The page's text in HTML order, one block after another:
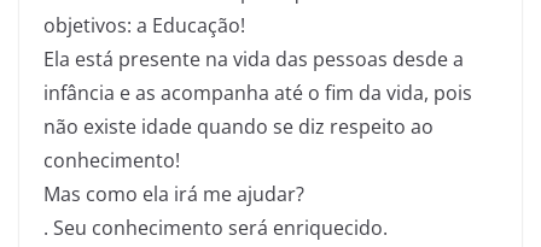
objetivos: a Educação!
Ela está presente na vida das pessoas desde a
infância e as acompanha até o fim da vida, pois
não existe idade quando se diz respeito ao
conhecimento!
Mas como ela irá me ajudar?
. Seu conhecimento será enriquecido.